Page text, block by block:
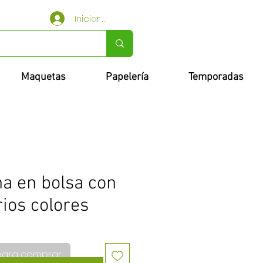
Iniciar sesión
Maquetas Papelería Temporadas
en bolsa con
colores
comprar